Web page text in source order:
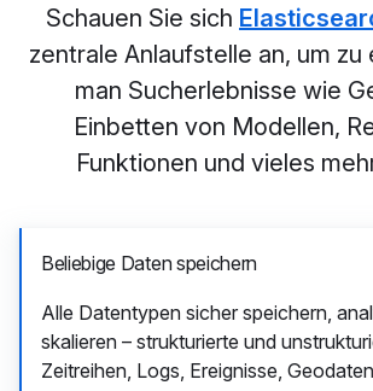
Schauen Sie sich
zentrale Anlaufstelle an, um zu
man Sucherlebnisse wie
Einbetten von Modellen,
Funktionen und vieles
Beliebige Daten speichern
Alle Datentypen sicher speichern,
skalieren – strukturierte und
Zeitreihen, Logs, Ereignisse,